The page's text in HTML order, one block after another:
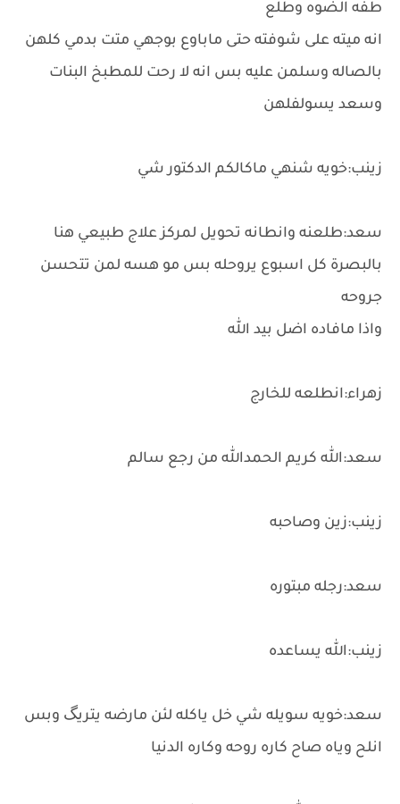
طفه الضوه وطلع
انه ميته على شوفته حتى ماباوع بوجهي متت بدمي كلهن
بالصاله وسلمن عليه بس انه لا رحت للمطبخ البنات
وسعد يسولفلهن
زينب:خويه شنهي ماكالكم الدكتور شي
سعد:طلعنه وانطانه تحويل لمركز علاج طبيعي هنا
بالبصرة كل اسبوع يروحله بس مو هسه لمن تتحسن
جروحه
واذا مافاده اضل بيد الله
زهراء:انطلعه للخارج
سعد:الله كريم الحمدالله من رجع سالم
زينب:زين وصاحبه
سعد:رجله مبتوره
زينب:الله يساعده
سعد:خويه سويله شي خل ياكله لئن مارضه يتريگ وبس
انلح وياه صاح كاره روحه وكاره الدنيا